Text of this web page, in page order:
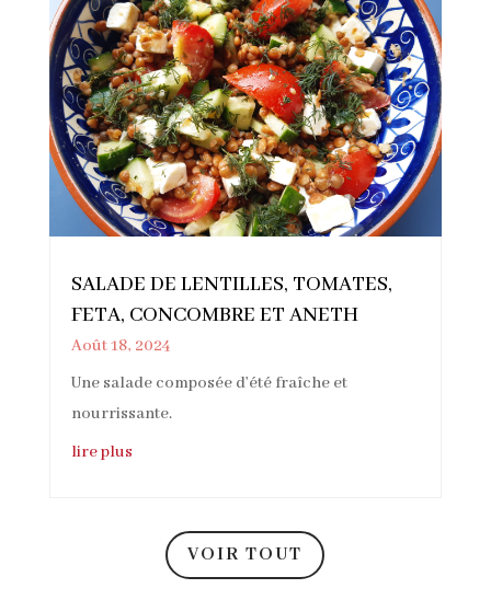
SALADE DE LENTILLES, TOMATES,
FETA, CONCOMBRE ET ANETH
Août 18, 2024
Une salade composée d’été fraîche et
nourrissante.
lire plus
VOIR TOUT